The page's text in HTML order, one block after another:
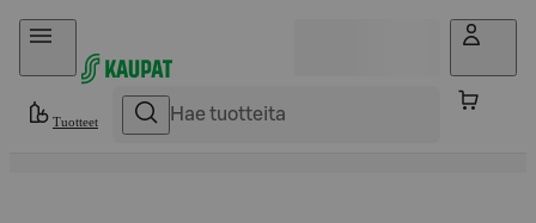
Hyppää sisältöön
Tuotteet